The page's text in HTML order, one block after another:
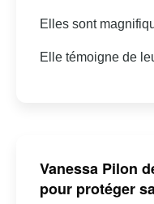
Elles sont
Elle témoigne de
Vanessa Pilon
pour protéger